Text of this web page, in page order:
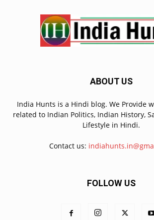
ABOUT US
India Hunts is a Hindi blog. We Provide
related to Indian Politics, Indian History,
Lifestyle in Hindi.
Contact us:
FOLLOW US